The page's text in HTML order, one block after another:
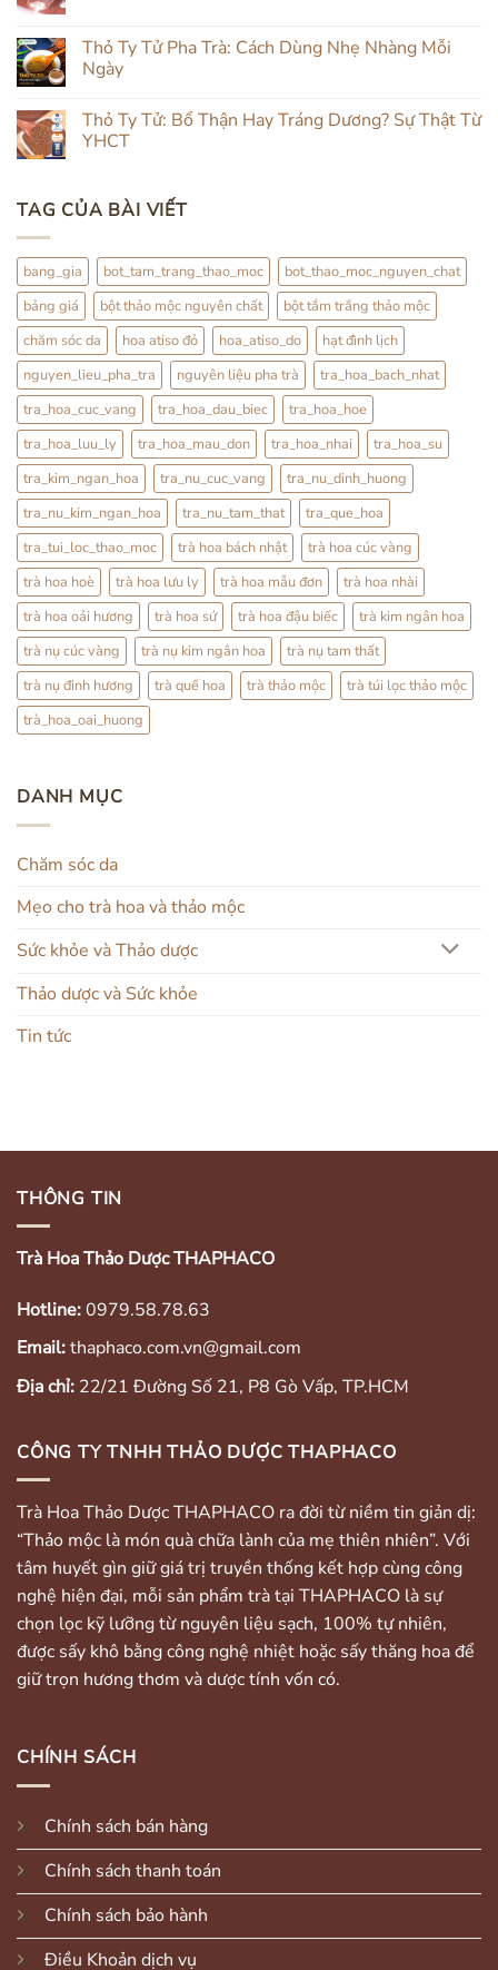
Đắp
Mặt
&
Mộc
Từ
Trong
Ra
Đình
Lịch
Kết
luận
Review
Lịch
Thỏ Ty Tử Pha Trà: Cách Dùng Nhẹ Nhàng Mỗi
Ngày
bình
luận
Pha
Trà:
Nhẹ
Nhàng
Mỗi
Ngày
Thỏ Ty Tử: Bổ Thận Hay Tráng Dương? Sự Thật Từ
YHCT
luận
ở
Tử:
Bổ
Thận
Hay
Tráng
Dương?
Sự
Thật
Từ
YHCT
TAG CỦA BÀI VIẾT
bang_gia bot_tam_trang_thao_moc
bot_thao_moc_nguyen_chat
bảng giá
bột thảo mộc nguyên chất
bột tắm trắng thảo mộc
chăm sóc da
hoa atiso đỏ hoa_atiso_do
hạt đình lịch
nguyen_lieu_pha_tra
nguyên liệu pha trà
tra_hoa_bach_nhat
tra_hoa_cuc_vang
tra_hoa_dau_biec
tra_hoa_hoe
tra_hoa_luu_ly
tra_hoa_mau_don tra_hoa_nhai
tra_hoa_su
tra_kim_ngan_hoa
tra_nu_cuc_vang
tra_nu_dinh_huong
tra_nu_kim_ngan_hoa
tra_nu_tam_that
tra_que_hoa
tra_tui_loc_thao_moc
trà hoa bách nhật
trà hoa cúc vàng
trà hoa hoè
trà hoa lưu ly trà hoa mẫu đơn
trà hoa nhài
trà hoa oải hương
trà hoa sứ trà hoa đậu biếc
trà kim ngân hoa
trà nụ cúc vàng
trà nụ kim ngân hoa
trà nụ tam thất
trà nụ đinh hương
trà quế hoa trà thảo mộc
trà túi lọc thảo mộc
trà_hoa_oai_huong
DANH MỤC
Chăm sóc da
Mẹo cho trà hoa và thảo mộc
Sức khỏe và Thảo dược
Thảo dược và Sức khỏe
Tin tức
THÔNG TIN
Trà Hoa Thảo Dược THAPHACO
Hotline:0979.58.78.63
Email:thaphaco.com.vn@gmail.com
Địa chỉ: 22/21 Đường Số 21, P8 Gò Vấp, TP.HCM
CÔNG TY TNHH THẢO DƯỢC THAPHACO
Trà Hoa Thảo Dược THAPHACO ra đời từ niềm tin giản dị:
“Thảo mộc là món quà chữa lành của mẹ thiên nhiên”. Với
tâm huyết gìn giữ giá trị truyền thống kết hợp cùng công
nghệ hiện đại, mỗi sản phẩm trà tại THAPHACO là sự
chọn lọc kỹ lưỡng từ nguyên liệu sạch, 100% tự nhiên,
được sấy khô bằng công nghệ nhiệt hoặc sấy thăng hoa để
giữ trọn hương thơm và dược tính vốn có.
CHÍNH SÁCH
Chính sách bán hàng
Chính sách thanh toán
Chính sách bảo hành
Điều Khoản dịch vụ